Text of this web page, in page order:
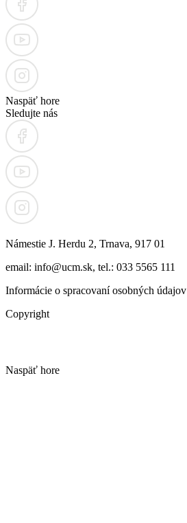
Naspäť hore
Sledujte nás
Námestie J. Herdu 2, Trnava, 917 01
email: info@ucm.sk, tel.: 033 5565 111
Informácie o spracovaní osobných údajov
Copyright
Naspäť hore